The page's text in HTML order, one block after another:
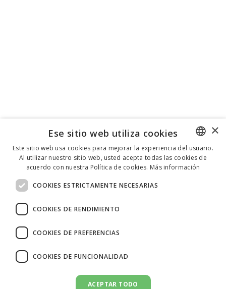
ENGLISH
×
Ese sitio web utiliza cookies
Este sitio web usa cookies para mejorar la experiencia del usuario.
Al utilizar nuestro sitio web, usted acepta todas las cookies de
acuerdo con nuestra Política de cookies. Más información
COOKIES ESTRICTAMENTE NECESARIAS
COOKIES DE RENDIMIENTO
COOKIES DE PREFERENCIAS
COOKIES DE FUNCIONALIDAD
ACEPTAR TODO